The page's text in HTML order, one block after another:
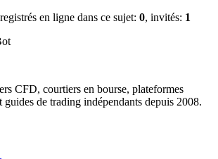
en ligne dans ce sujet: 0, invités: 1
CFD, courtiers en bourse, plateformes
de trading indépendants depuis 2008.